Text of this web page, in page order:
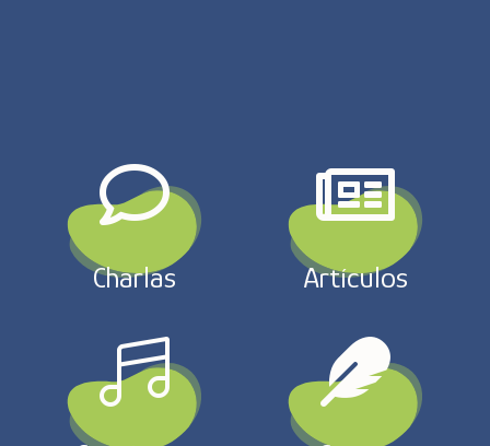

Charlas

Artículos
 